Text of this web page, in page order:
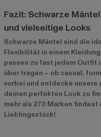
Fazit: Schwarze
und vielseitige Looks
Schwarze Mäntel sind die
Flexibilität in einem
passen zu fast jedem Outfit
über tragen – ob casual,
vorbei und entdecke unsere
deinen perfekten Look zu
mehr als 270 Marken
Lieblingsstück!